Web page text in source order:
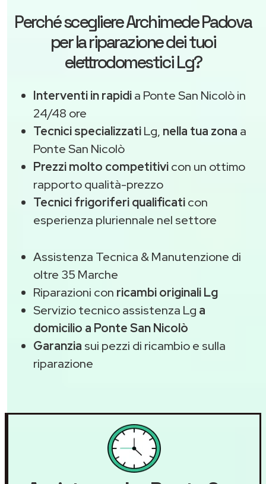
Perché scegliereArchimede Padova
per la riparazione dei tuoi
elettrodomestici Lg?
Interventi in rapidia Ponte San Nicolò in
24/48 ore
Tecnici specializzatiLg, nella tua zona a
Ponte San Nicolò
Prezzi molto competitivicon un ottimo
rapporto qualità-prezzo
Tecnici frigoriferi qualificaticon
esperienza pluriennale nel settore
Assistenza Tecnica & Manutenzione di
oltre 35 Marche
Riparazioni con ricambi originali Lg
Servizio tecnico assistenza Lg a
domicilio a Ponte San Nicolò
Garanzia sui pezzi di ricambio e sulla
riparazione